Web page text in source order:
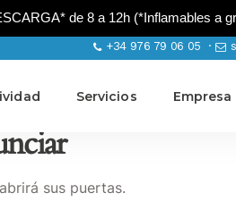
de 8 a 12h (*Inflamables a
+34 976 79 06 05 ·
Servicios Empresa
sus puertas.